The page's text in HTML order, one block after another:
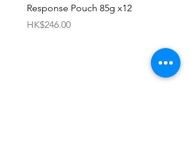
Response Pouch 85g x12
價格
HK$246.00